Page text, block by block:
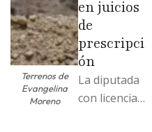
Terrenos de
Evangelina
Moreno
en juicios
de
prescripci
ón
La diputada
con licencia